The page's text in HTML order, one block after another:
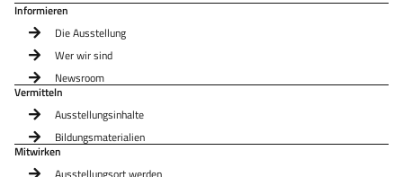
Informieren
Die Ausstellung
Wer wir sind
Newsroom
Vermitteln
Ausstellungsinhalte
Bildungsmaterialien
Mitwirken